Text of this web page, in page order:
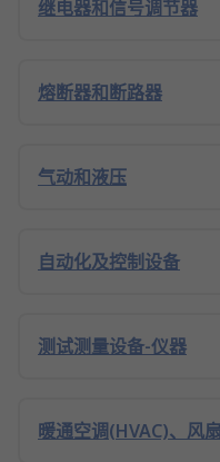
继电器和信号调节器
熔断器和断路器
气动和液压
自动化及控制设备
测试测量设备-仪器
暖通空调(HVAC)、风